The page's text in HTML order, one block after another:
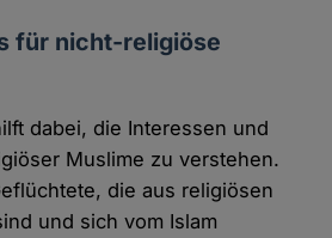
für nicht-religiöse
dabei, die Interessen und
Muslime zu verstehen.
die aus religiösen
und sich vom Islam